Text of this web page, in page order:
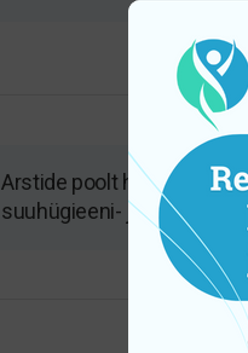
Arstide poolt heaks
suuhügieeni- ja